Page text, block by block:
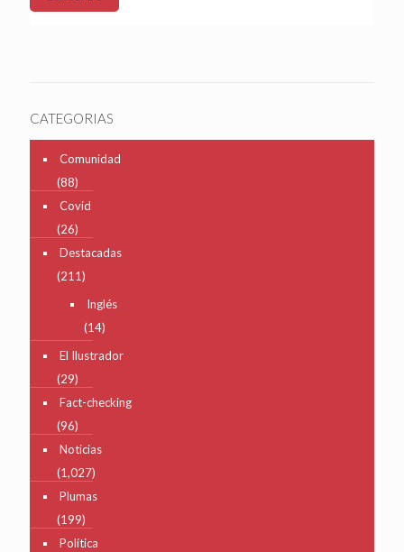
CATEGORIAS
Comunidad
(88)
Covid
(26)
Destacadas
(211)
Inglés
(14)
El Ilustrador
(29)
Fact-checking
(96)
Noticias
(1,027)
Plumas
(199)
Política